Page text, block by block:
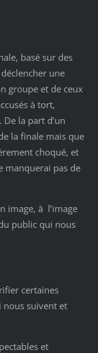
basé sur des
une
groupe et de ceux
à tort,
la part d’un
la finale mais que
choqué, et
manquerai pas de
image, à l’image
public qui nous
certaines
nous suivent et
et